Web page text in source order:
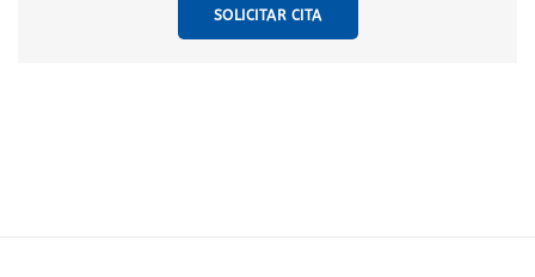
SOLICITAR CITA